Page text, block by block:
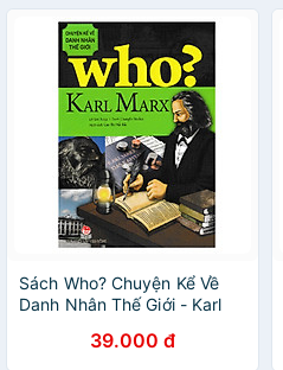
Sách Who? Chuyện Kể Về
Danh Nhân Thế Giới - Karl
39.000 đ